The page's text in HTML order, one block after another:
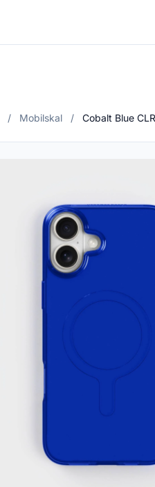
/ Mobilskal / Cobalt Blue